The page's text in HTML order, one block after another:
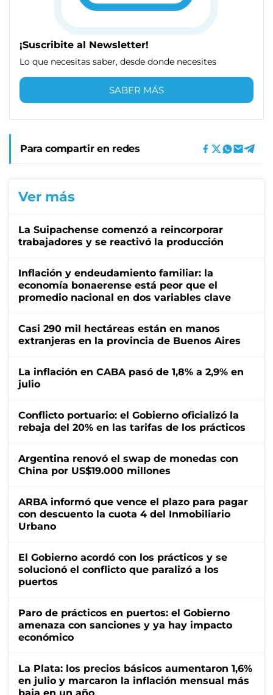
¡Suscribite al Newsletter!
Lo que necesitas saber, desde donde necesites
SABER MÁS
Para compartir en redes
Ver más
La Suipachense comenzó a reincorporar
trabajadores y se reactivó la producción
Inflación y endeudamiento familiar: la
economía bonaerense está peor que el
promedio nacional en dos variables clave
Casi 290 mil hectáreas están en manos
extranjeras en la provincia de Buenos Aires
La inflación en CABA pasó de 1,8% a 2,9% en
julio
Conflicto portuario: el Gobierno oficializó la
rebaja del 20% en las tarifas de los prácticos
Argentina renovó el swap de monedas con
China por US$19.000 millones
ARBA informó que vence el plazo para pagar
con descuento la cuota 4 del Inmobiliario
Urbano
El Gobierno acordó con los prácticos y se
solucionó el conflicto que paralizó a los
puertos
Paro de prácticos en puertos: el Gobierno
amenaza con sanciones y ya hay impacto
económico
La Plata: los precios básicos aumentaron 1,6%
en julio y marcaron la inflación mensual más